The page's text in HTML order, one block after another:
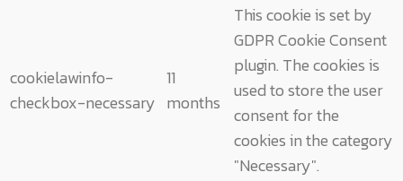
cookielawinfo-
checkbox-necessary
11
months
This cookie is set by
GDPR Cookie Consent
plugin. The cookies is
used to store the user
consent for the
cookies in the category
"Necessary".